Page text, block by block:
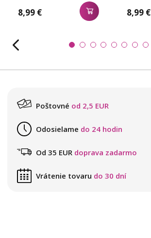
8,99 € 8,99 €
Poštovné od 2,5 EUR
Odosielame do 24 hodin
Od 35 EUR doprava zadarmo
Vrátenie tovaru do 30 dní